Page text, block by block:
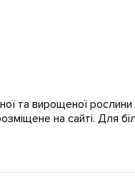
та вирощеної
на сайті. Для